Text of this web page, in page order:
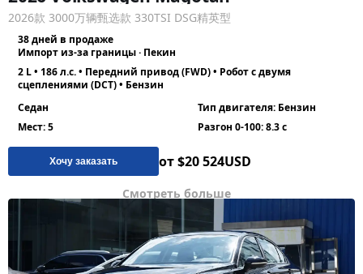
2026款 3000万辆甄选款 330TSI DSG精英型
38 дней в продаже
Импорт из-за границы · Пекин
2 L • 186 л.с. • Передний привод (FWD) • Робот с двумя
сцеплениями (DCT) • Бензин
Седан
Тип двигателя: Бензин
Мест: 5
Разгон 0-100: 8.3 с
Хочу заказать от $20 524USD
Смотреть больше